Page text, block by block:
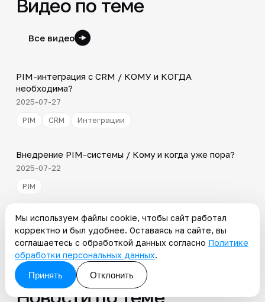
Видео по теме
Все видео
▶
PIM-интеграция с CRM / КОМУ и КОГДА
необходима?
2025-07-27
PIM
CRM Интеграции
▶
Внедрение PIM-системы / Кому и когда уже пора?
2025-07-22
PIM
▶
Почему MDM-системы - это не лечение, а временное
обезболивание за 55сек | Андрей Путин
2023-07-12
MDM
Новости по теме
Мы используем файлы cookie, чтобы сайт работал
корректно и был удобнее. Оставаясь на сайте, вы
соглашаетесь с обработкой данных согласно Политике
обработки персональных данных.
Принять
Отклонить